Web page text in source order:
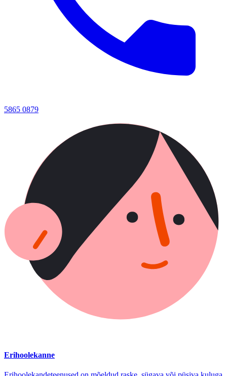
5865 0879
Erihoolekanne